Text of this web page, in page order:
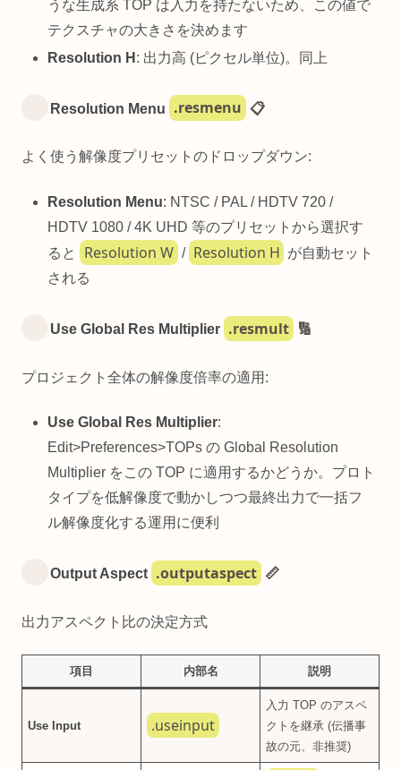
うな生成系 TOP は入力を持たないため、この値で
テクスチャの大きさを決めます
Resolution H : 出力高 (ピクセル単位)。同上
Resolution Menu .resmenu 📋
よく使う解像度プリセットのドロップダウン:
Resolution Menu: NTSC / PAL / HDTV 720 /
HDTV 1080 / 4K UHD 等のプリセットから選択す
ると
Resolution W / Resolution H が自動セット
される
Use Global Res Multiplier .resmult 🔢
プロジェクト全体の解像度倍率の適用:
Use Global Res Multiplier:
Edit>Preferences>TOPs の Global Resolution
Multiplier をこの TOP に適用するかどうか。プロト
タイプを低解像度で動かしつつ最終出力で一括フ
ル解像度化する運用に便利
Output Aspect .outputaspect 📏
出力アスペクト比の決定方式
項目 内部名 説明
Use Input .useinput
入力 TOP のアスペ
クトを継承 (伝播事
故の元、非推奨)